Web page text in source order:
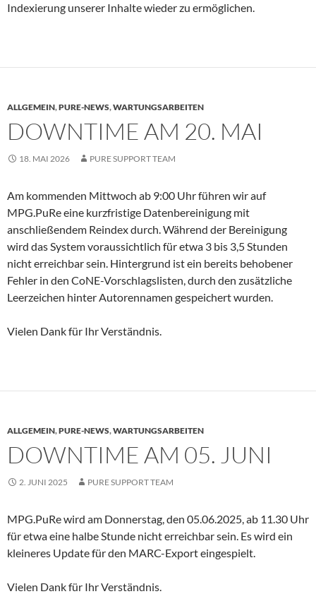
Indexierung unserer Inhalte wieder zu ermöglichen.
ALLGEMEIN,PURE-NEWS,WARTUNGSARBEITEN
DOWNTIME AM 20. MAI
18. MAI 2026 PURE SUPPORT TEAM
Am kommenden Mittwoch ab 9:00 Uhr führen wir auf
MPG.PuRe eine kurzfristige Datenbereinigung mit
anschließendem Reindex durch. Während der Bereinigung
wird das System voraussichtlich für etwa 3 bis 3,5 Stunden
nicht erreichbar sein. Hintergrund ist ein bereits behobener
Fehler in den CoNE-Vorschlagslisten, durch den zusätzliche
Leerzeichen hinter Autorennamen gespeichert wurden.
Vielen Dank für Ihr Verständnis.
ALLGEMEIN,PURE-NEWS,WARTUNGSARBEITEN
DOWNTIME AM 05. JUNI
2. JUNI 2025 PURE SUPPORT TEAM
MPG.PuRe wird am Donnerstag, den 05.06.2025, ab 11.30 Uhr
für etwa eine halbe Stunde nicht erreichbar sein. Es wird ein
kleineres Update für den MARC-Export eingespielt.
Vielen Dank für Ihr Verständnis.